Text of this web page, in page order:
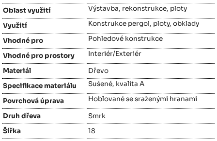
Oblast využití
Výstavba, rekonstrukce, ploty
Využití Konstrukce pergol, ploty, obklady
Vhodné pro Pohledové konstrukce
Vhodné pro prostory Interiér/Exteriér
Materiál
Dřevo
Specifikace materiálu
Sušené, kvalita A
Povrchová úprava Hoblované se sraženými hranami
Druh dřeva
Smrk
Šířka
18